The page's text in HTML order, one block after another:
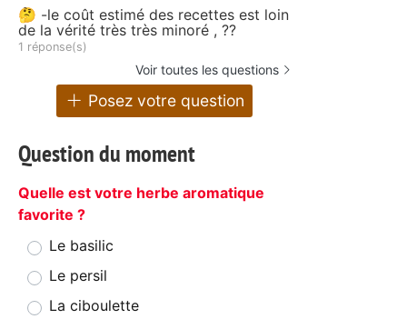
🤔 -le coût estimé des recettes est loin
de la vérité très très minoré , ??
1 réponse(s)
Voir toutes les questions
Posez votre question
Question du moment
Quelle est votre herbe aromatique
favorite ?
Le basilic
Le persil
La ciboulette